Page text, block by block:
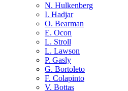
N. Hulkenberg
I. Hadjar
O. Bearman
E. Ocon
L. Stroll
L. Lawson
P. Gasly
G. Bortoleto
F. Colapinto
V. Bottas